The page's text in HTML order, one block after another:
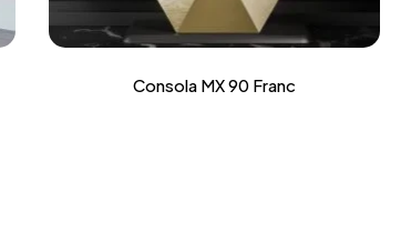
Consola MX 90 Franc